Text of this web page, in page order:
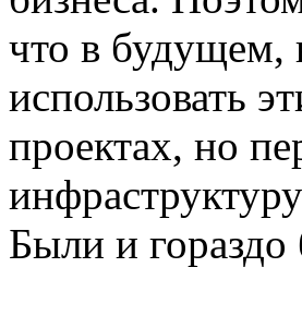
что в будущем,
использовать
проектах, но
Были и гораздо